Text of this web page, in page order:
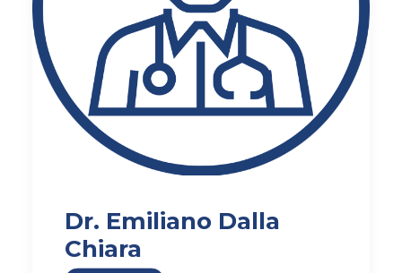
Dr. Emiliano Dalla
Chiara